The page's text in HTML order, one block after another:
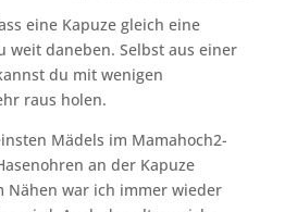
eine Kapuze gleich eine
weit daneben. Selbst aus einer
du mit wenigen
raus holen.
Mädels im Mamahoch2-
an der Kapuze
Nähen war ich immer wieder